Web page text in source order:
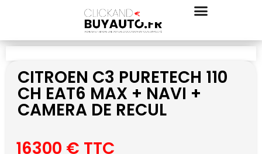
CITROEN C3 PURETECH 110
CH EAT6 MAX + NAVI +
CAMERA DE RECUL
16300 € TTC